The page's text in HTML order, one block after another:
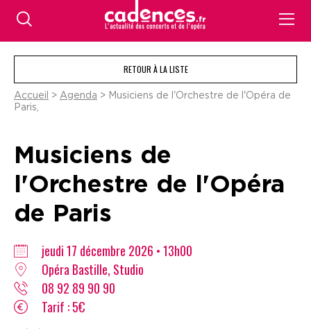
RETOUR À LA LISTE
Accueil > Agenda > Musiciens de l'Orchestre de l'Opéra de
Paris,
Musiciens de
l'Orchestre de l'Opéra
de Paris
jeudi 17 décembre 2026 • 13h00
Opéra Bastille, Studio
08 92 89 90 90
Tarif : 5€